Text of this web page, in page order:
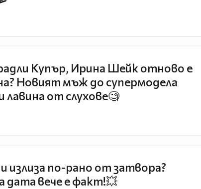
Купър, Ирина Шейк отново е
Новият мъж до супермодела
лавина от слухове🧐
излиза по-рано от затвора?
дата вече е факт!💥